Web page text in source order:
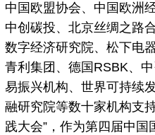
中国欧盟协会、中国欧洲
中创碳投、北京丝绸之路
数字经济研究院、松下电
青利集团、德国RSBK、
易振兴机构、世界可持续
融研究院等数十家机构支
践大会”，作为第四届中国